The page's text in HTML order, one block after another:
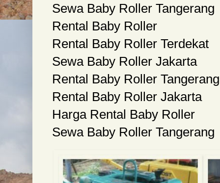
Sewa Baby Roller Tangerang
Rental Baby Roller
Rental Baby Roller Terdekat
Sewa Baby Roller Jakarta
Rental Baby Roller Tangerang
Rental Baby Roller Jakarta
Harga Rental Baby Roller
Sewa Baby Roller Tangerang